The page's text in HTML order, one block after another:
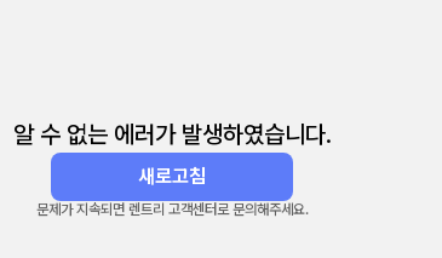
알 수 없는 에러가 발생하였습니다.
새로고침
문제가 지속되면 렌트리 고객센터로 문의해주세요.